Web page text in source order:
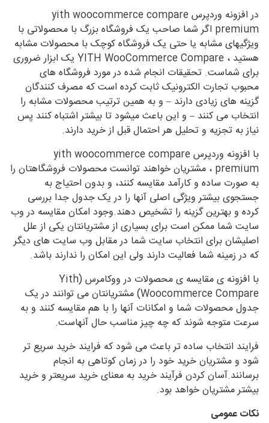
در افزونه وردپرس yith woocommerce compare
premium اگر شما صاحب یک فروشگاه بزرگ با محصولاتی با
ویژگیهای مشابه یا حتی یک فروشگاه کوچک با محصولات مشابه
هستید ، YITH WooCommerce Compare یک ابزار ضروری
برای شماست. تحقیقات انجام شده در مورد فروشگاه های
محبوب تجارت الکترونیک ثابت کرده است که مصرف کنندگان
گزینه های زیادی دارند – و به همین ترتیب محصولات مشابه را
انتخاب می کنند – و این باعث میشود تا بیشتر اشتباه کنند پس
نیاز به تجزیه و تحلیل هر احتمال قبل از خرید دارند.
با افزونه وردپرس yith woocommerce compare
premium ، مشتریان خواهند توانست محصولات فروشگاهتان را
به صورت ساده و کارآمد مقایسه کنند، و بدون احتیاج به
جستجوی بیشتر ویژگی اصلی آنها را در یک جدول جدا بررسی
کرده و بهترین گزینه را تشخیص دهند.وجود امکان مقایسه در وب
سایت شما ممکن است برای بسیاری از مشتریانتان یکی از علل
اصلیشان برای انتخاب سایت شما در مقابل وب سایت های دیگر
که در زمینه شما فعالیت دارند ولی این امکان را ندارند باشد.
با افزونه ی مقایسه ی محصولات در ووکامرس (Yith
Woocommerce Compare) مشتریانتان می توانند در یک
جدول محصولات شما و امکانات آنها را با هم مقایسه کنند و به
سرعت متوجه شوند که چه چیز مناسب حال آنهاست.
فرایند انتخاب ساده تر باعث می شود که فرایند خرید سریع تر
شود و مشتریان خرید خود را در زمان کوتاهی به انجام
برسانند.آسان کردن فرآیند خرید به معنای خرید سریعتر و خرید
بیشتر مشتریان خواهد بود.
نکات عمومی